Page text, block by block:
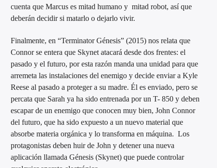
cuenta que Marcus es mitad humano y mitad robot, así que
deberán decidir si matarlo o dejarlo vivir.
Finalmente, en “Terminator Génesis” (2015) nos relata que
Connor se entera que Skynet atacará desde dos frentes: el
pasado y el futuro, por esta razón manda una unidad para que
arremeta las instalaciones del enemigo y decide enviar a Kyle
Reese al pasado a proteger a su madre. Él es enviado, pero se
percata que Sarah ya ha sido entrenada por un T- 850 y deben
escapar de un enemigo que conocen muy bien, John Connor
del futuro, que ha sido expuesto a un nuevo material que
absorbe materia orgánica y lo transforma en máquina. Los
protagonistas deben huir de John y detener una nueva
aplicación llamada Génesis (Skynet) que puede controlar